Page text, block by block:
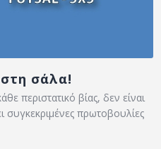
σάλα!
περιστατικό βίας, δεν είναι
συγκεκριμένες πρωτοβουλίες